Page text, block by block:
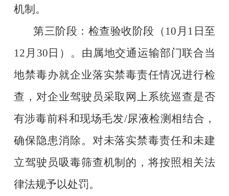
机制。
第三阶段：检查验收阶段（ 10月1日至
12月30日）。由属地交通运输部门联合当
地禁毒办就企业落实禁毒责任情况进行检
查，对企业驾驶员采取网上系统巡查是否
有涉毒前科和现场毛发/尿液检测相结合，
确保隐患消除。对未落实禁毒责任和未建
立驾驶员吸毒筛查机制的，将按照相关法
律法规予以处罚。